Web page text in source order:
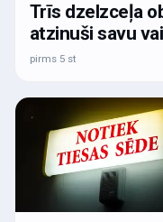
Trīs dzelzceļa
atzinuši savu
pirms 5 st